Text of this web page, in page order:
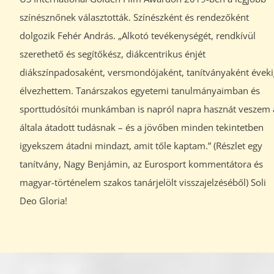
színésznőnek választották. Színészként és rendezőként
dolgozik Fehér András. „Alkotó tevékenységét, rendkívül
szerethető és segítőkész, diákcentrikus énjét
diákszínpadosaként, versmondójaként, tanítványaként
élvezhettem. Tanárszakos egyetemi tanulmányaimban és
sporttudósítói munkámban is napról napra hasznát veszem
általa átadott tudásnak – és a jövőben minden tekintetben
igyekszem átadni mindazt, amit tőle kaptam.” (Részlet egy
tanítvány, Nagy Benjámin, az Eurosport kommentátora és
magyar-történelem szakos tanárjelölt visszajelzéséből) Soli
Deo Gloria!